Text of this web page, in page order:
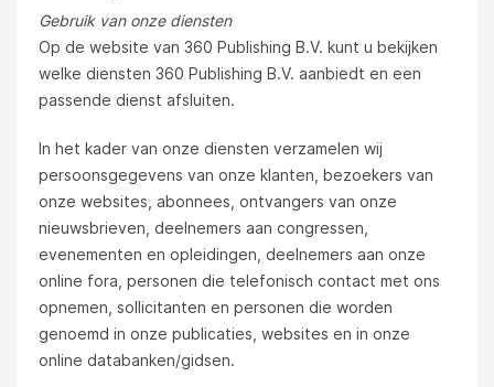
Gebruik van onze diensten
Op de website van 360 Publishing B.V. kunt u bekijken
welke diensten 360 Publishing B.V. aanbiedt en een
passende dienst afsluiten.
In het kader van onze diensten verzamelen wij
persoonsgegevens van onze klanten, bezoekers van
onze websites, abonnees, ontvangers van onze
nieuwsbrieven, deelnemers aan congressen,
evenementen en opleidingen, deelnemers aan onze
online fora, personen die telefonisch contact met ons
opnemen, sollicitanten en personen die worden
genoemd in onze publicaties, websites en in onze
online databanken/gidsen.